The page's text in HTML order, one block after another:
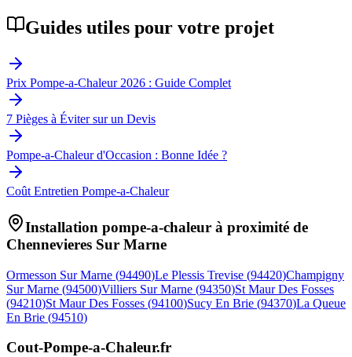
Guides utiles pour votre projet
Prix Pompe-a-Chaleur 2026 : Guide Complet
7 Pièges à Éviter sur un Devis
Pompe-a-Chaleur d'Occasion : Bonne Idée ?
Coût Entretien Pompe-a-Chaleur
Installation pompe-a-chaleur à proximité de
Chennevieres Sur Marne
Ormesson Sur Marne (94490)Le Plessis Trevise (94420)Champigny
Sur Marne (94500)Villiers Sur Marne (94350)St Maur Des Fosses
(94210)St Maur Des Fosses (94100)Sucy En Brie (94370)La Queue
En Brie (94510)
Cout-Pompe-a-Chaleur.fr